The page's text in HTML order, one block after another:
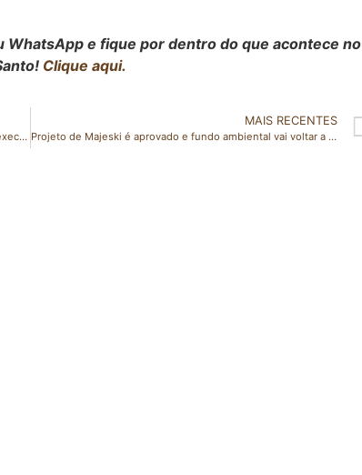
WhatsApp e fique por dentro do que acontece no
Clique aqui.
Evair de Melo se reúne com comerciantes para discutir execução do projeto cidade inteligente em Cariacica
MAIS RECENTES
Projeto de Majeski é aprovado e fundo ambiental vai voltar a receber recursos dos royalties